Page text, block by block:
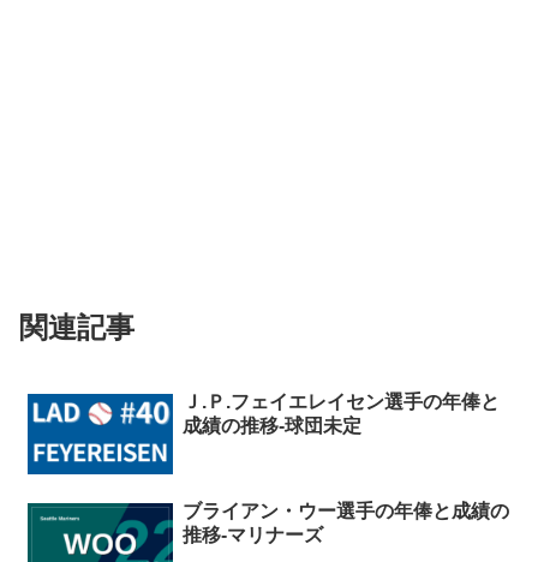
関連記事
Ｊ.Ｐ.フェイエレイセン選手の年俸と
成績の推移-球団未定
ブライアン・ウー選手の年俸と成績の
推移-マリナーズ